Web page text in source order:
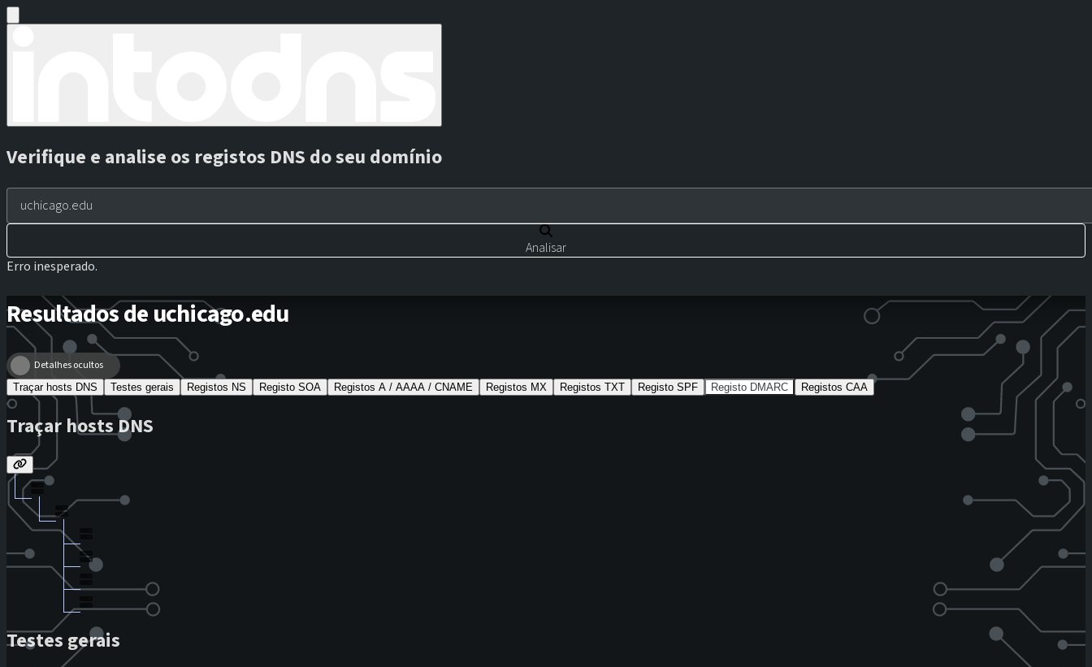
Verifique e analise os registos DNS do seu domínio
Analisar
Erro inesperado.
Resultados de uchicago.edu
Detalhes ocultos
Traçar hosts DNS Testes gerais Registos NS Registo SOA Registos A / AAAA / CNAME Registos MX Registos TXT Registo SPF Registo DMARC Registos CAA
Traçar hosts DNS
Testes gerais